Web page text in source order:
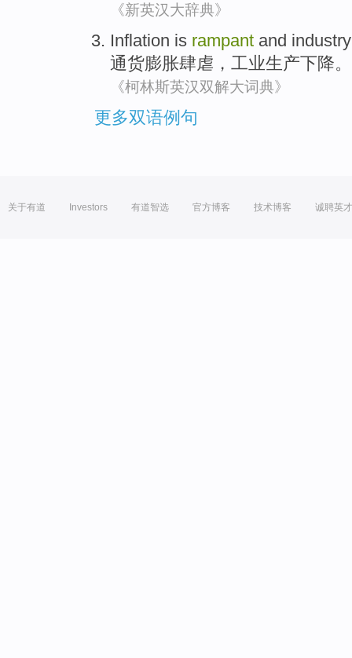
《新英汉大辞典》
Inflation is rampant and industry
通货膨胀肆虐 ， 工业生产下降。
《柯林斯英汉双解大词典》
更多双语例句
关于有道 Investors 有道智选 官方博客 技术博客 诚聘英才